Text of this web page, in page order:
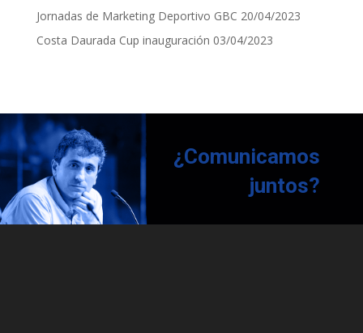
Jornadas de Marketing Deportivo GBC 20/04/2023
Costa Daurada Cup inauguración 03/04/2023
¿Comunicamos
juntos?